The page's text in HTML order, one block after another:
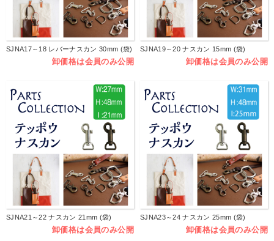
SJNA17～18 レバーナスカン 30mm (袋)
卸価格は会員のみ公開
SJNA19～20 ナスカン 15mm (袋)
卸価格は会員のみ公開
SJNA21～22 ナスカン 21mm (袋)
卸価格は会員のみ公開
SJNA23～24 ナスカン 25mm (袋)
卸価格は会員のみ公開